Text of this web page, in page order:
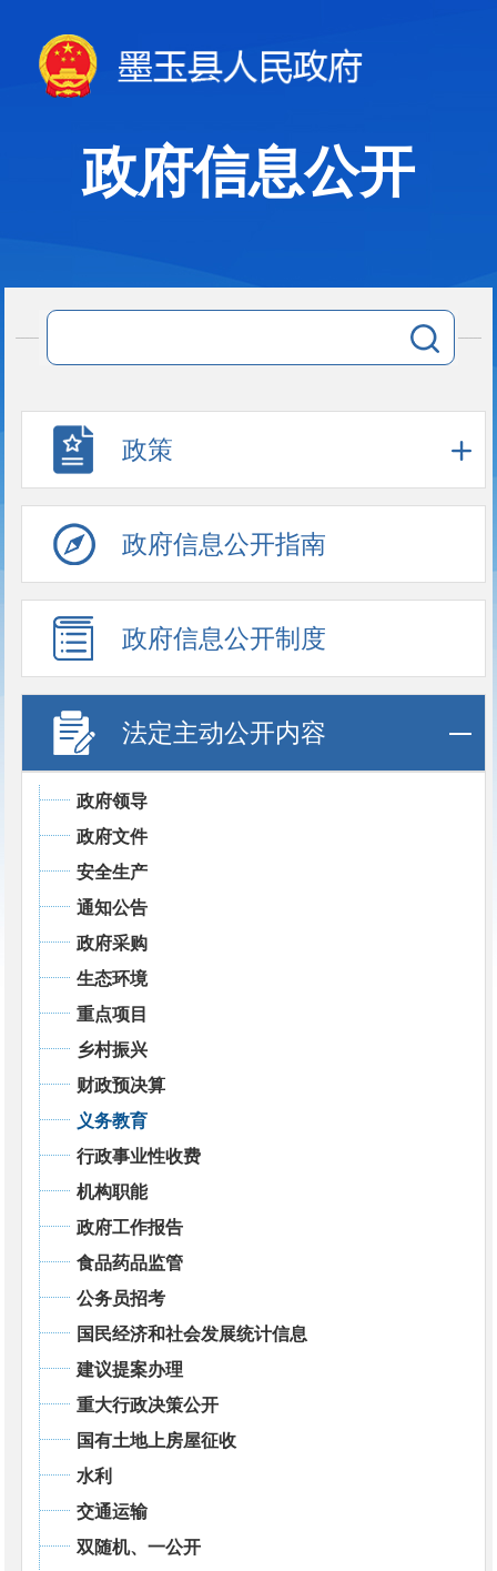
政府信息公开
政策
政府信息公开指南
政府信息公开制度
法定主动公开内容
政府领导
政府文件
安全生产
通知公告
政府采购
生态环境
重点项目
乡村振兴
财政预决算
义务教育
行政事业性收费
机构职能
政府工作报告
食品药品监管
公务员招考
国民经济和社会发展统计信息
建议提案办理
重大行政决策公开
国有土地上房屋征收
水利
交通运输
双随机、一公开